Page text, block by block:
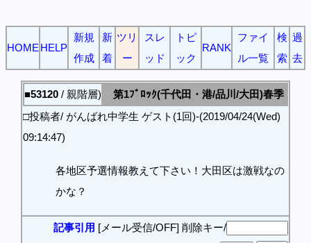
HOME HELP
新規
作成
新
着
ツリ
ー
スレ
ッド
トピ
ック
RANK
ファイ
ル一覧
検
索
過
去
■53120 / 親階層)
第1ﾌﾞﾛｯｸ(千代田・港/品川/大田)春季
□投稿者/ がんばれ中学生 ゲスト(1回)-(2019/04/24(Wed)
09:14:47)
各地区予選情報教えて下さい！大田区は激戦なの
かな？
記事引用 [メール受信/OFF] 削除キー/